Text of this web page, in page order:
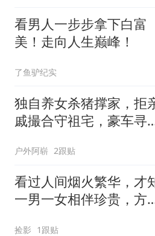
看男人一步步拿下白富
美！走向人生巅峰！
了鱼驴纪实
独自养女杀猪撑家，拒
戚撮合守祖宅，豪车寻
户外阿崭 2跟贴
看过人间烟火繁华，才
一男一女相伴珍贵，方
捡影 1跟贴